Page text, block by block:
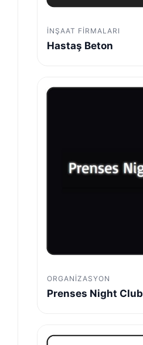
İNŞAAT FIRMALARI
Hastaş Beton
ORGANIZASYON
Prenses Night Club